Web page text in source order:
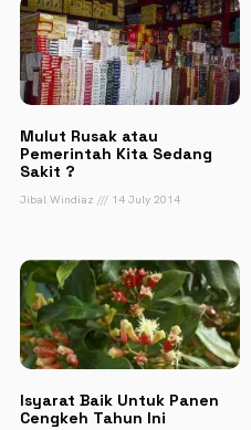
Mulut Rusak atau
Pemerintah Kita Sedang
Sakit ?
Jibal Windiaz 14 July 2014
Isyarat Baik Untuk Panen
Cengkeh Tahun Ini